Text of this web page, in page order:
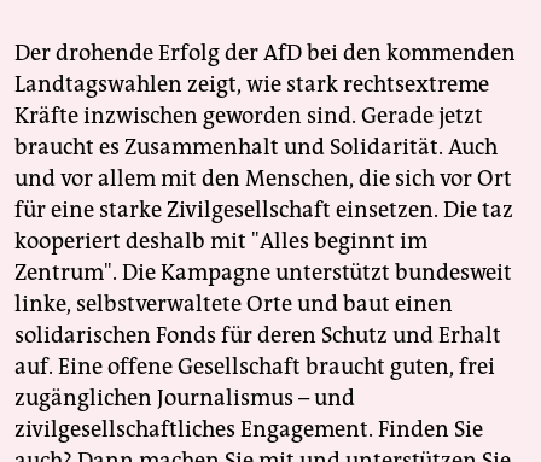
Der drohende Erfolg der AfD bei den kommenden
Landtagswahlen zeigt, wie stark rechtsextreme
Kräfte inzwischen geworden sind. Gerade jetzt
braucht es Zusammenhalt und Solidarität. Auch
und vor allem mit den Menschen, die sich vor Ort
für eine starke Zivilgesellschaft einsetzen. Die taz
kooperiert deshalb mit "Alles beginnt im
Zentrum". Die Kampagne unterstützt bundesweit
linke, selbstverwaltete Orte und baut einen
solidarischen Fonds für deren Schutz und Erhalt
auf. Eine offene Gesellschaft braucht guten, frei
zugänglichen Journalismus – und
zivilgesellschaftliches Engagement. Finden Sie